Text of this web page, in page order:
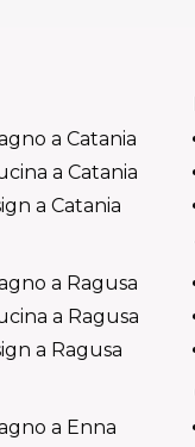
a Catania
a Catania
a Catania
a Ragusa
a Ragusa
a Ragusa
a Enna